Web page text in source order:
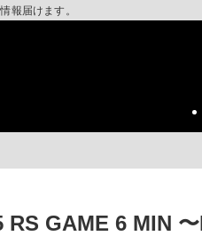
報届けます。
RS GAME 6 MIN